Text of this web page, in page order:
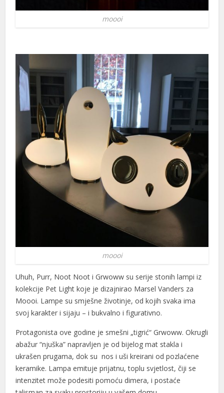
moooi
moooi
Uhuh, Purr, Noot Noot i Grwoww su serije stonih lampi iz
kolekcije Pet Light koje je dizajnirao Marsel Vanders za
Moooi. Lampe su smješne životinje, od kojih svaka ima
svoj karakter i sijaju – i bukvalno i figurativno.
Protagonista ove godine je smešni „tigrić“ Grwoww. Okrugli
abažur “njuška” napravljen je od bijelog mat stakla i
ukrašen prugama, dok su nos i uši kreirani od pozlaćene
keramike. Lampa emituje prijatnu, toplu svjetlost, čiji se
intenzitet može podesiti pomoću dimera, i postaće